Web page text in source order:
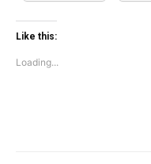
Like this:
Loading...